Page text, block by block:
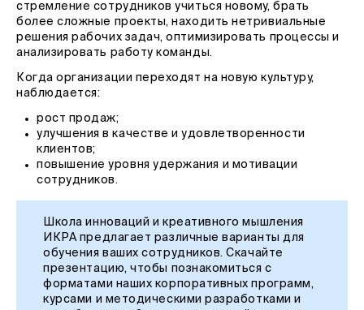
стремление сотрудников учиться новому, брать
более сложные проекты, находить нетривиальные
решения рабочих задач, оптимизировать процессы и
анализировать работу команды.
Когда организации переходят на новую культуру,
наблюдается:
рост продаж;
улучшения в качестве и удовлетворенности
клиентов;
повышение уровня удержания и мотивации
сотрудников.
Школа инноваций и креативного мышления
ИКРА предлагает различные варианты для
обучения ваших сотрудников. Скачайте
презентацию, чтобы познакомиться с
форматами наших корпоративных программ,
курсами и методическими разработками и